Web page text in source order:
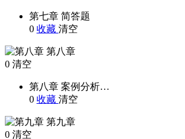
第七章 简答题
0 收藏 清空
第八章
0 清空
第八章 案例分析…
0 收藏 清空
第九章
0 清空